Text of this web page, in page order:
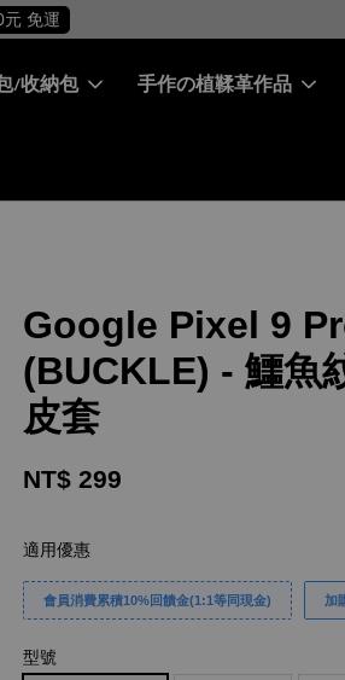
免運
/收納包 手作の植鞣革作品
Google Pixel 9
(BUCKLE) - 鱷魚
皮套
NT$ 299
適用優惠
會員消費累積10%回饋金(1:1等同現金) 加
型號